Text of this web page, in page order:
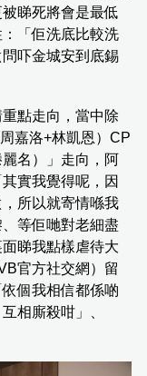
睇死將會是最低
「佢洗底比較洗
吓金城安到底錫
點走向，當中除
嘉洛+林凱恩）CP
名）」走向，阿
實我覺得呢，因
所以就寄情喺我
等佢哋對老細盡
睇我點樣虐待大
官方社交網）留
個我相信都係啲
相廝殺咁」、